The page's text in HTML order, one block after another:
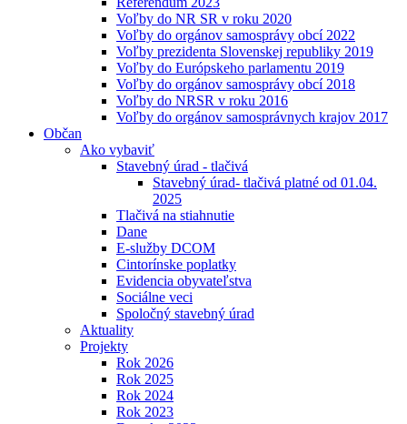
Voľby do NR SR v roku 2020
Voľby do orgánov samosprávy obcí 2022
Voľby prezidenta Slovenskej republiky 2019
Voľby do Európskeho parlamentu 2019
Voľby do orgánov samosprávy obcí 2018
Voľby do NRSR v roku 2016
Voľby do orgánov samosprávnych krajov 2017
Občan
Ako vybaviť
Stavebný úrad - tlačivá
Stavebný úrad- tlačivá platné od 01.04.
2025
Tlačivá na stiahnutie
Dane
E-služby DCOM
Cintorínske poplatky
Evidencia obyvateľstva
Sociálne veci
Spoločný stavebný úrad
Aktuality
Projekty
Rok 2026
Rok 2025
Rok 2024
Rok 2023